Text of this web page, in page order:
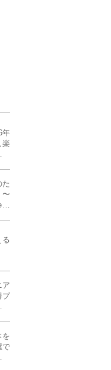
年
た
〜
ま
る
ア
プ
を
で